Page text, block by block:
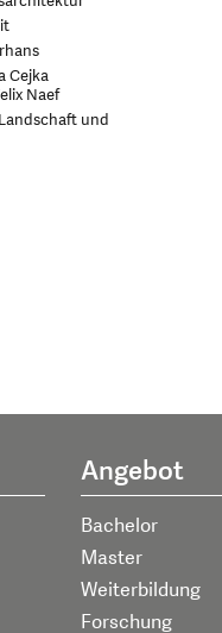
Cejka
Naef
und
Angebot
Bachelor
Master
Weiterbildung
Forschung